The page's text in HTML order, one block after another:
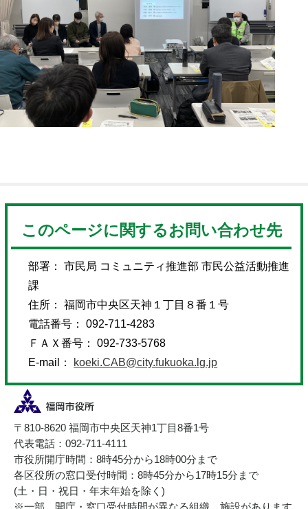
このページに関するお問い合わせ先
部署： 市民局 コミュニティ推進部 市民公益活動推進
課
住所： 福岡市中央区天神１丁目８番１号
電話番号： 092-711-4283
ＦＡＸ番号： 092-733-5768
E-mail：
koeki.CAB@city.fukuoka.lg.jp
〒810-8620 福岡市中央区天神1丁目8番1号
代表電話：092-711-4111
市役所開庁時間：8時45分から18時00分まで
各区役所の窓口受付時間：8時45分から17時15分まで
(土・日・祝日・年末年始を除く)